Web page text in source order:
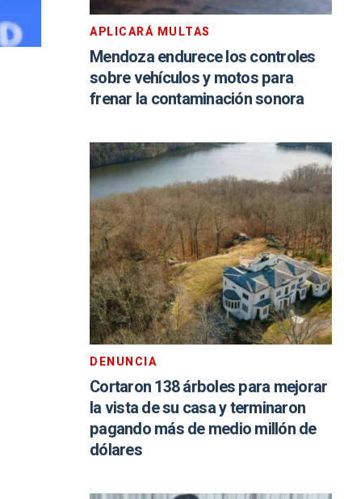
APLICARÁ MULTAS
Mendoza endurece los controles
sobre vehículos y motos para
frenar la contaminación sonora
DENUNCIA
Cortaron 138 árboles para mejorar
la vista de su casa y terminaron
pagando más de medio millón de
dólares